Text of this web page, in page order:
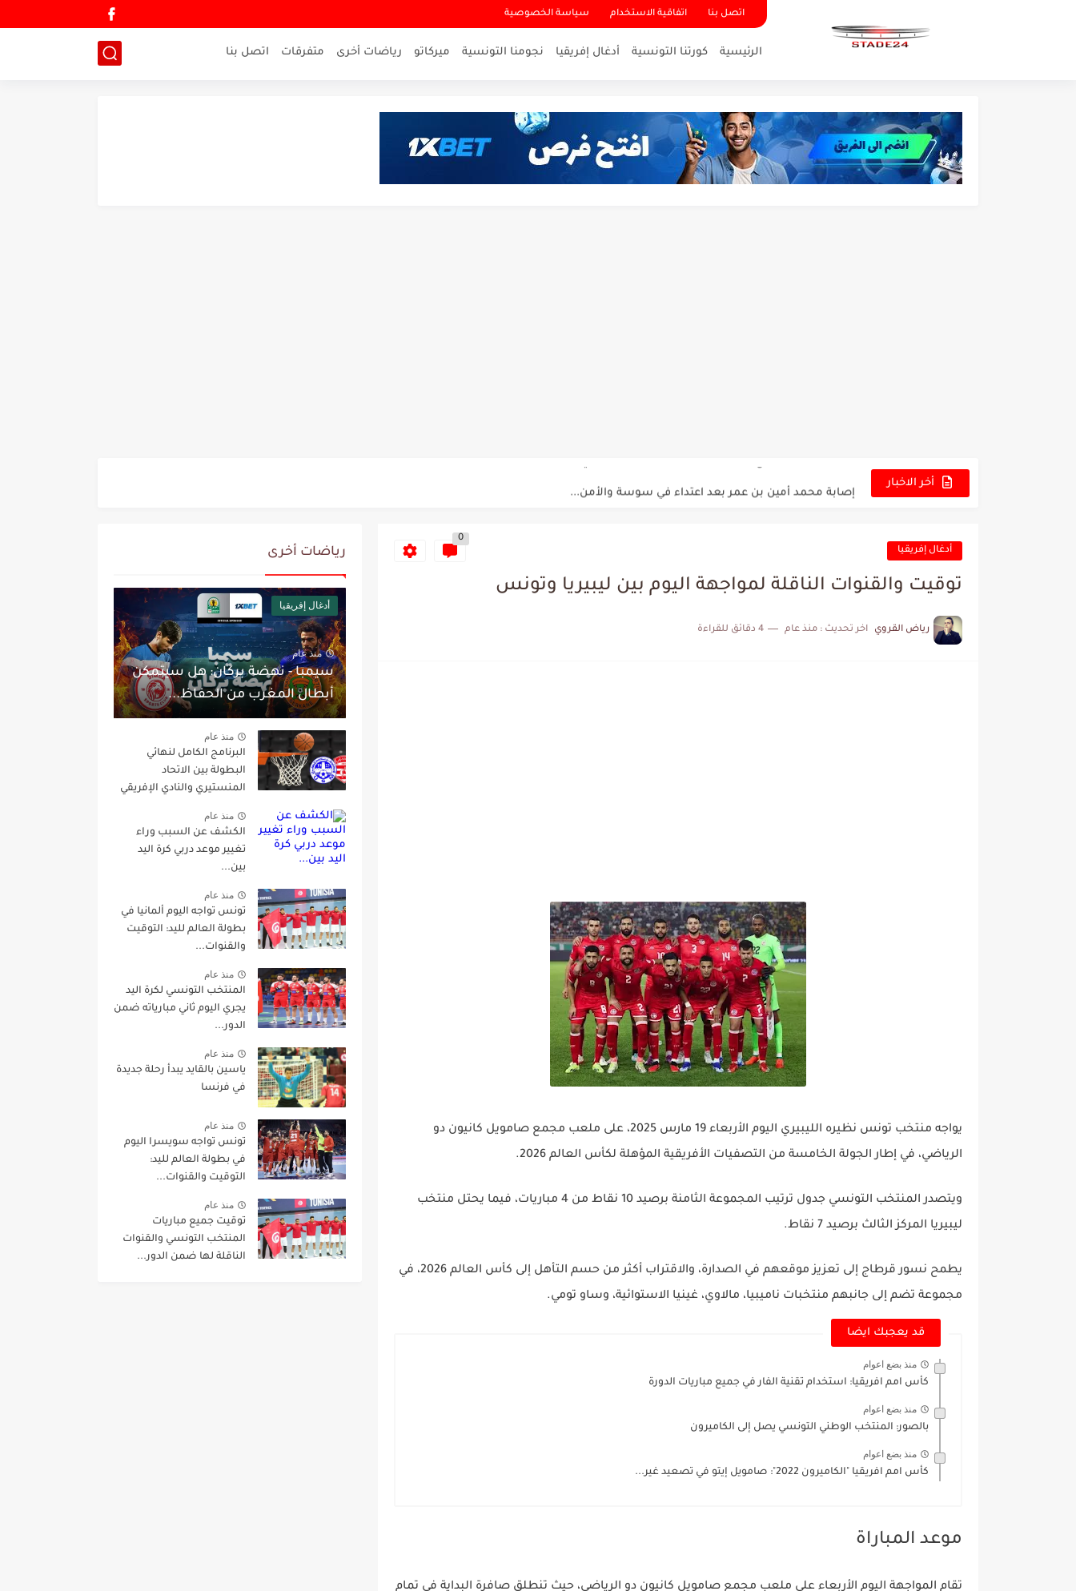
اتصل بنا اتفاقية الاستخدام سياسة الخصوصية
الرئيسية كورتنا التونسية أدغال إفريقيا نجومنا التونسية ميركاتو رياضات أخرى متفرقات اتصل بنا
أخر الاخبار إصابة محمد أمين بن عمر بعد اعتداء في سوسة والأمن...
أدغال إفريقيا
0
توقيت والقنوات الناقلة لمواجهة اليوم بين ليبيريا وتونس
رياض القروي اخر تحديث : منذ عام 4 دقائق للقراءة
يواجه منتخب تونس نظيره الليبيري اليوم الأربعاء 19 مارس 2025، على ملعب مجمع صامويل كانيون دو
الرياضي، في إطار الجولة الخامسة من التصفيات الأفريقية المؤهلة لكأس العالم 2026.
ويتصدر المنتخب التونسي جدول ترتيب المجموعة الثامنة برصيد 10 نقاط من 4 مباريات، فيما يحتل منتخب
ليبيريا المركز الثالث برصيد 7 نقاط.
يطمح نسور قرطاج إلى تعزيز موقعهم في الصدارة، والاقتراب أكثر من حسم التأهل إلى كأس العالم 2026، في
مجموعة تضم إلى جانبهم منتخبات ناميبيا، مالاوي، غينيا الاستوائية، وساو تومي.
قد يعجبك ايضا
منذ بضع اعوام
كأس امم افريقيا: استخدام تقنية الفار في جميع مباريات الدورة
منذ بضع اعوام
بالصور: المنتخب الوطني التونسي يصل إلى الكاميرون
منذ بضع اعوام
كأس امم افريقيا "الكاميرون 2022": صامويل إيتو في تصعيد غير...
موعد المباراة
تقام المواجهة اليوم الأربعاء على ملعب مجمع صامويل كانيون دو الرياضي، حيث تنطلق صافرة البداية في تمام
رياضات أخرى
أدغال إفريقيا
منذ عام
سيمبا - نهضة بركان: هل سيتمكن
أبطال المغرب من الحفاظ...
منذ عام
البرنامج الكامل لنهائي
البطولة بين الاتحاد
المنستيري والنادي الإفريقي
منذ عام
الكشف عن السبب وراء
تغيير موعد دربي كرة اليد
بين...
منذ عام
تونس تواجه اليوم ألمانيا في
بطولة العالم لليد: التوقيت
والقنوات...
منذ عام
المنتخب التونسي لكرة اليد
يجري اليوم ثاني مبارياته ضمن
الدور...
منذ عام
ياسين بالقايد يبدأ رحلة جديدة
في فرنسا
منذ عام
تونس تواجه سويسرا اليوم
في بطولة العالم لليد:
التوقيت والقنوات...
منذ عام
توقيت جميع مباريات
المنتخب التونسي والقنوات
الناقلة لها ضمن الدور...